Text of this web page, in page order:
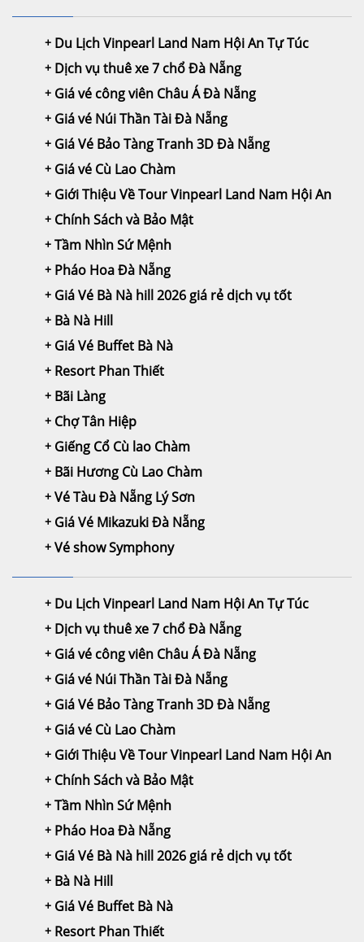
Du Lịch Vinpearl Land Nam Hội An Tự Túc
Dịch vụ thuê xe 7 chổ Đà Nẵng
Giá vé công viên Châu Á Đà Nẵng
Giá vé Núi Thần Tài Đà Nẵng
Giá Vé Bảo Tàng Tranh 3D Đà Nẵng
Giá vé Cù Lao Chàm
Giới Thiệu Về Tour Vinpearl Land Nam Hội An
Chính Sách và Bảo Mật
Tầm Nhìn Sứ Mệnh
Pháo Hoa Đà Nẵng
Giá Vé Bà Nà hill 2026 giá rẻ dịch vụ tốt
Bà Nà Hill
Giá Vé Buffet Bà Nà
Resort Phan Thiết
Bãi Làng
Chợ Tân Hiệp
Giếng Cổ Cù lao Chàm
Bãi Hương Cù Lao Chàm
Vé Tàu Đà Nẵng Lý Sơn
Giá Vé Mikazuki Đà Nẵng
Vé show Symphony
Du Lịch Vinpearl Land Nam Hội An Tự Túc
Dịch vụ thuê xe 7 chổ Đà Nẵng
Giá vé công viên Châu Á Đà Nẵng
Giá vé Núi Thần Tài Đà Nẵng
Giá Vé Bảo Tàng Tranh 3D Đà Nẵng
Giá vé Cù Lao Chàm
Giới Thiệu Về Tour Vinpearl Land Nam Hội An
Chính Sách và Bảo Mật
Tầm Nhìn Sứ Mệnh
Pháo Hoa Đà Nẵng
Giá Vé Bà Nà hill 2026 giá rẻ dịch vụ tốt
Bà Nà Hill
Giá Vé Buffet Bà Nà
Resort Phan Thiết